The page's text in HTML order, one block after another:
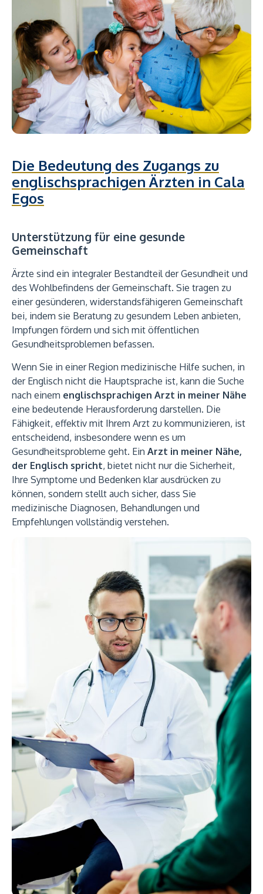
Die Bedeutung des Zugangs zu
englischsprachigen Ärzten in Cala
Egos
Unterstützung für eine gesunde
Gemeinschaft
Ärzte sind ein integraler Bestandteil der Gesundheit und
des Wohlbefindens der Gemeinschaft. Sie tragen zu
einer gesünderen, widerstandsfähigeren Gemeinschaft
bei, indem sie Beratung zu gesundem Leben anbieten,
Impfungen fördern und sich mit öffentlichen
Gesundheitsproblemen befassen.
Wenn Sie in einer Region medizinische Hilfe suchen, in
der Englisch nicht die Hauptsprache ist, kann die Suche
nach einem englischsprachigen Arzt in meiner Nähe
eine bedeutende Herausforderung darstellen. Die
Fähigkeit, effektiv mit Ihrem Arzt zu kommunizieren, ist
entscheidend, insbesondere wenn es um
Gesundheitsprobleme geht. Ein Arzt in meiner Nähe,
der Englisch spricht, bietet nicht nur die Sicherheit,
Ihre Symptome und Bedenken klar ausdrücken zu
können, sondern stellt auch sicher, dass Sie
medizinische Diagnosen, Behandlungen und
Empfehlungen vollständig verstehen.